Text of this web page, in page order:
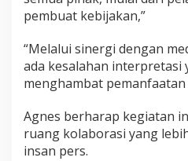
pembuat kebijakan,”
“Melalui sinergi dengan
ada kesalahan interpretasi
menghambat pemanfaatan
Agnes berharap kegiatan
ruang kolaborasi yang
insan pers.